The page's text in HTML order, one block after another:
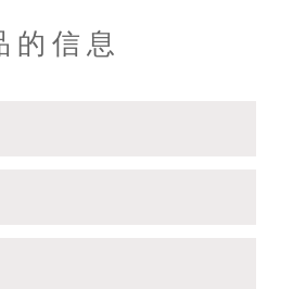
的信息